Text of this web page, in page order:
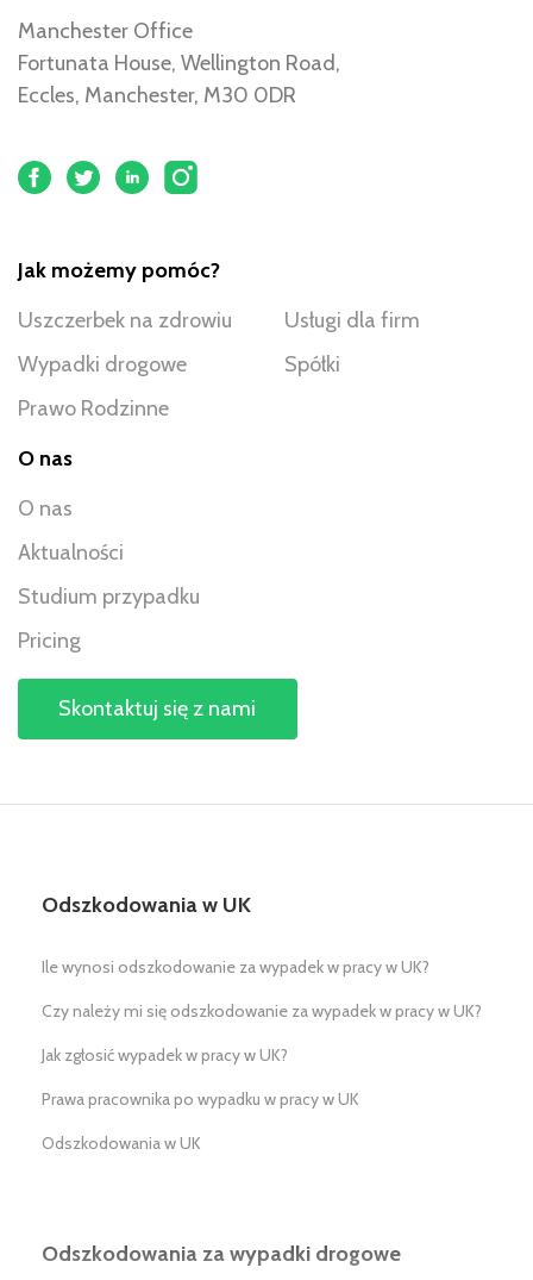
Manchester Office
Fortunata House, Wellington Road,
Eccles, Manchester, M30 0DR
Jak możemy pomóc?
Uszczerbek na zdrowiu
Wypadki drogowe
Prawo Rodzinne
Usługi dla firm
Spółki
O nas
O nas
Aktualności
Studium przypadku
Pricing
Skontaktuj się z nami
Odszkodowania w UK
Ile wynosi odszkodowanie za wypadek w pracy w UK?
Czy należy mi się odszkodowanie za wypadek w pracy w UK?
Jak zgłosić wypadek w pracy w UK?
Prawa pracownika po wypadku w pracy w UK
Odszkodowania w UK
Odszkodowania za wypadki drogowe